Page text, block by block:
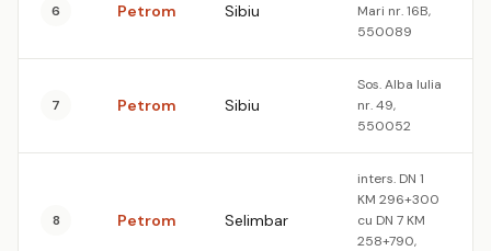
6 Petrom Sibiu
Mari nr. 16B,
550089
7 Petrom Sibiu
Sos. Alba Iulia
nr. 49,
550052
8 Petrom Selimbar
inters. DN 1
KM 296+300
cu DN 7 KM
258+790,